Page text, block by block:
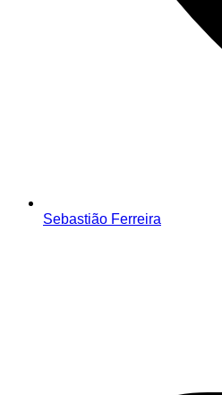
Sebastião Ferreira